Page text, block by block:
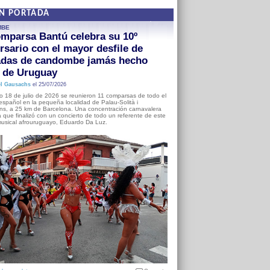
PORTADA
Bantú celebra su 10º
con el mayor desfile de
de candombe jamás hecho
Uruguay
Gausachsel 25/07/2026
18 de julio de 2026 se reunieron 11 comparsas de todo el
en la pequeña localidad de Palau-Solità i
a 25 km de Barcelona. Una concentración carnavalera
que finalizó con un concierto de todo un referente de este
afrouruguayo, Eduardo Da Luz.